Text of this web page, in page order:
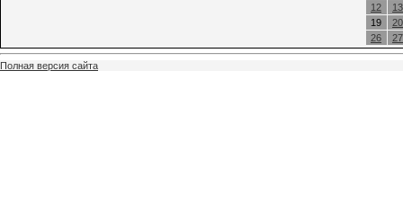
12
13
19
20
26
27
Полная версия сайта